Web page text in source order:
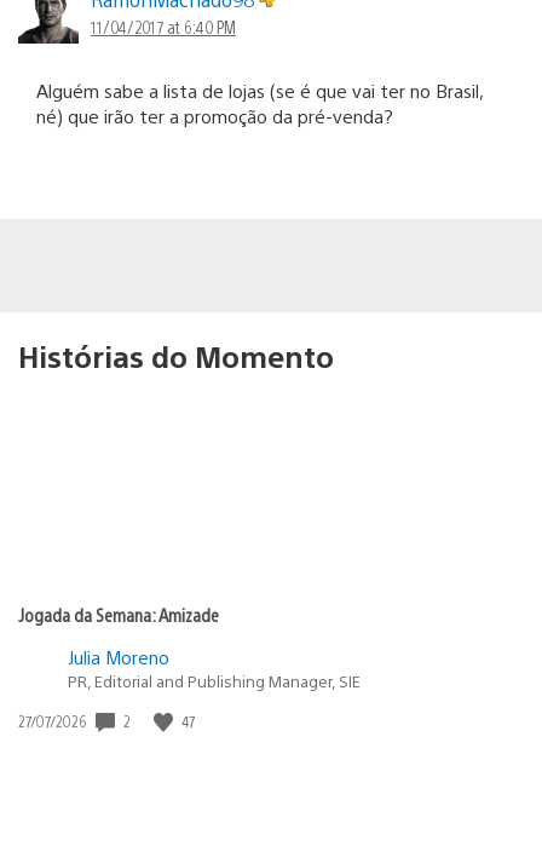
11/04/2017 at 6:40 PM
Alguém sabe a lista de lojas (se é que vai ter no Brasil,
né) que irão ter a promoção da pré-venda?
Histórias do Momento
Jogada da Semana: Amizade
Julia Moreno
PR, Editorial and Publishing Manager, SIE
Data
27/07/2026 2 47